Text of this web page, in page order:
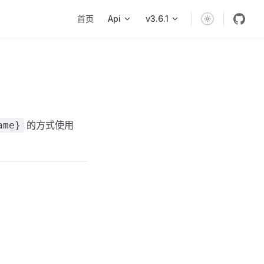
首页 Api v3.6.1
的方式使用